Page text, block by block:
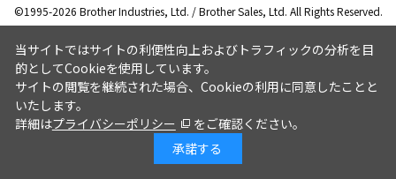
©1995-2026 Brother Industries, Ltd. / Brother Sales, Ltd. All Rights Reserved.
当サイトではサイトの利便性向上およびトラフィックの分析を目
的としてCookieを使用しています。
サイトの閲覧を継続された場合、Cookieの利用に同意したことと
いたします。
詳細はプライバシーポリシー
をご確認ください。
承諾する